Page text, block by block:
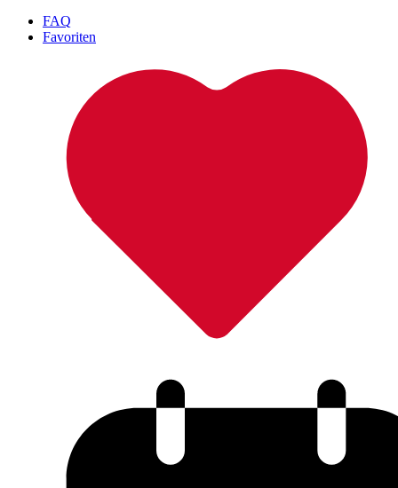
FAQ
Favoriten